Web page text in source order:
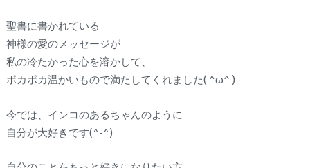
聖書に書かれている
神様の愛のメッセージが
私の冷たかった心を溶かして、
ポカポカ温かいもので満たしてくれました( ^ω^ )
今では、インコのあるちゃんのように
自分が大好きです(^-^)